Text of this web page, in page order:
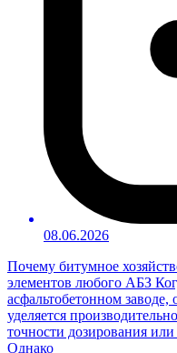
08.06.2026
Почему битумное
элементов любого АБЗ
асфальтобетонном
уделяется
точности дозирования
Однако